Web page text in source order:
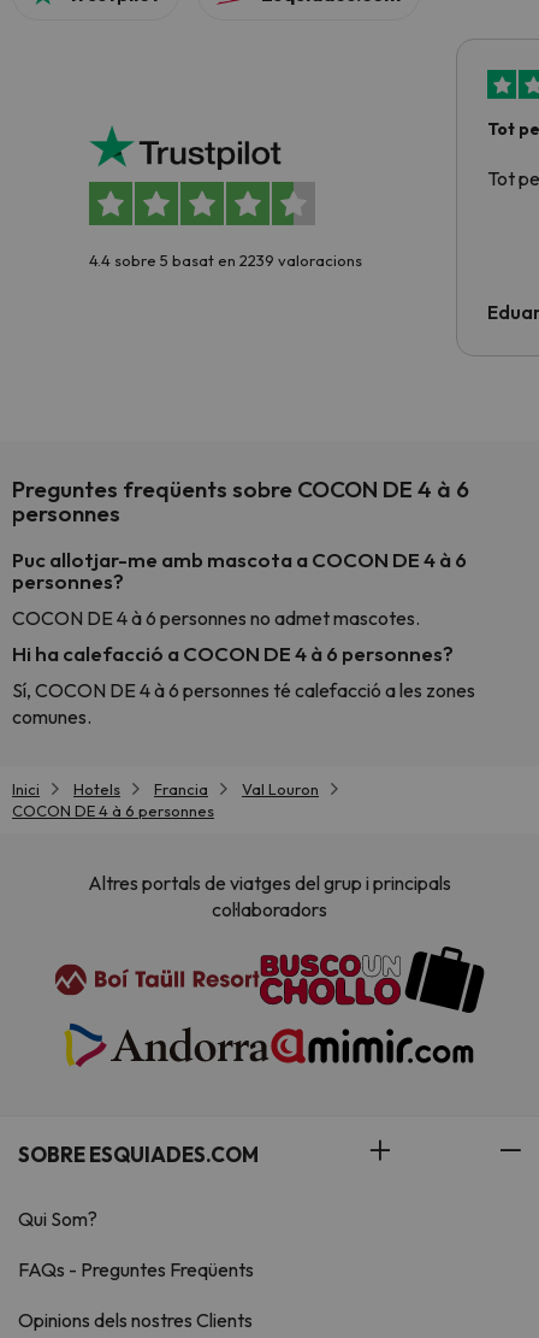
4.4 sobre 5 basat en 2239 valoracions
Tot
Tot
Preguntes freqüents sobre COCON DE 4 à 6
personnes
Puc allotjar-me amb mascota a COCON DE 4 à 6
personnes?
COCON DE 4 à 6 personnes no admet mascotes.
Hi ha calefacció a COCON DE 4 à 6 personnes?
Sí, COCON DE 4 à 6 personnes té calefacció a les zones
comunes.
Inici Hotels Francia
Val Louron
COCON DE 4 à 6 personnes
Altres portals de viatges del grup i principals
col·laboradors
SOBRE ESQUIADES.COM
Qui Som?
FAQs - Preguntes Freqüents
Opinions dels nostres Clients